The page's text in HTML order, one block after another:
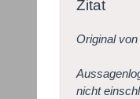
Zitat
Original
nicht